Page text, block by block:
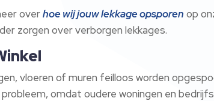
overhoe wij jouw lekkage opsporen op
zorgen over verborgen lekkages.
vloeren of muren feilloos worden
omdat oudere woningen en